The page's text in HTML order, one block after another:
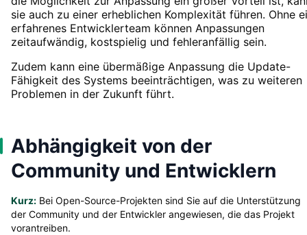
sie auch zu einer erheblichen Komplexität führen. Ohne
erfahrenes Entwicklerteam können Anpassungen
zeitaufwändig, kostspielig und fehleranfällig sein.
Zudem kann eine übermäßige Anpassung die Update-
Fähigkeit des Systems beeinträchtigen, was zu weiteren
Problemen in der Zukunft führt.
Abhängigkeit von der
Community und Entwicklern
Kurz: Bei Open-Source-Projekten sind Sie auf die Unterstützung
der Community und der Entwickler angewiesen, die das Projekt
vorantreiben.